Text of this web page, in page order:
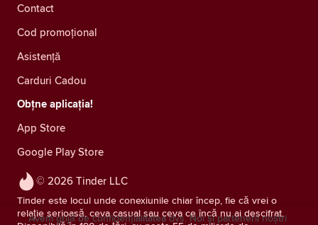
© 2026 Tinder LLC
Tinder este locul unde conexiunile chiar încep, fie că vrei o
relație serioasă, ceva casual sau ceva ce încă nu ai descifrat.
Contact
Cod promoțional
Asistență
Carduri Cadou
Obțne aplicația!
App Store
Google Play Store
Avem grijă de confidențialitatea dvs. Noi și partenerii noștri